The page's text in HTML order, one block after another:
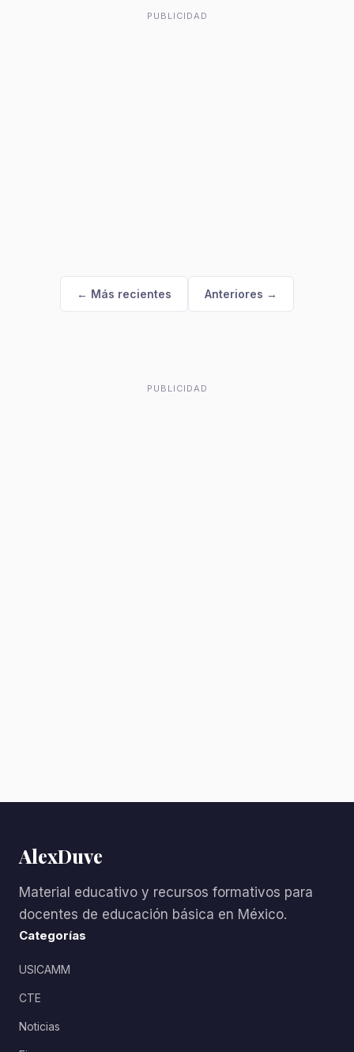
PUBLICIDAD
← Más recientes Anteriores →
PUBLICIDAD
AlexDuve
Material educativo y recursos formativos para
docentes de educación básica en México.
Categorías
USICAMM
CTE
Noticias